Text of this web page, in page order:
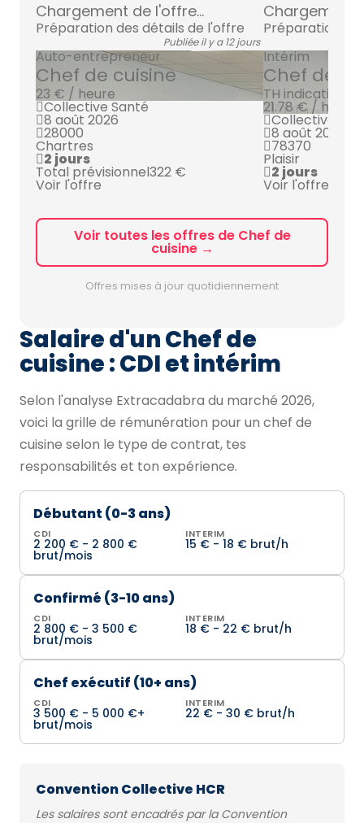
Chargement de l'offre...
Préparation des détails de l'offre
Publiée il y a 12 jours
Auto-entrepreneur
Chef de cuisine
23 € / heure
Collective Santé
8 août 2026
28000
Chartres
2 jours
Total prévisionnel322 €
Voir l'offre
Chargement
Préparation
Intérim
Chef de
TH indicatif
21.78 € / heure
Collective
8 août 2026
78370
Plaisir
2 jours
Voir l'offre
Voir toutes les offres de Chef de
cuisine →
Offres mises à jour quotidiennement
Salaire d'un Chef de
cuisine : CDI et intérim
Selon l'analyse Extracadabra du marché 2026,
voici la grille de rémunération pour un chef de
cuisine selon le type de contrat, tes
responsabilités et ton expérience.
Débutant (0-3 ans)
CDI
2 200 € - 2 800 €
brut/mois
INTERIM
15 € - 18 € brut/h
Confirmé (3-10 ans)
CDI
2 800 € - 3 500 €
brut/mois
INTERIM
18 € - 22 € brut/h
Chef exécutif (10+ ans)
CDI
3 500 € - 5 000 €+
brut/mois
INTERIM
22 € - 30 € brut/h
Convention Collective HCR
Les salaires sont encadrés par la Convention